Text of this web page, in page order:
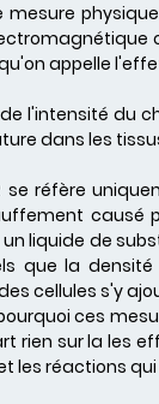
mesure
appelle
l'intensité du
dans les
se réfère
causé
liquide de
que la
cellules s'y
ces
rien sur la les
les réactions